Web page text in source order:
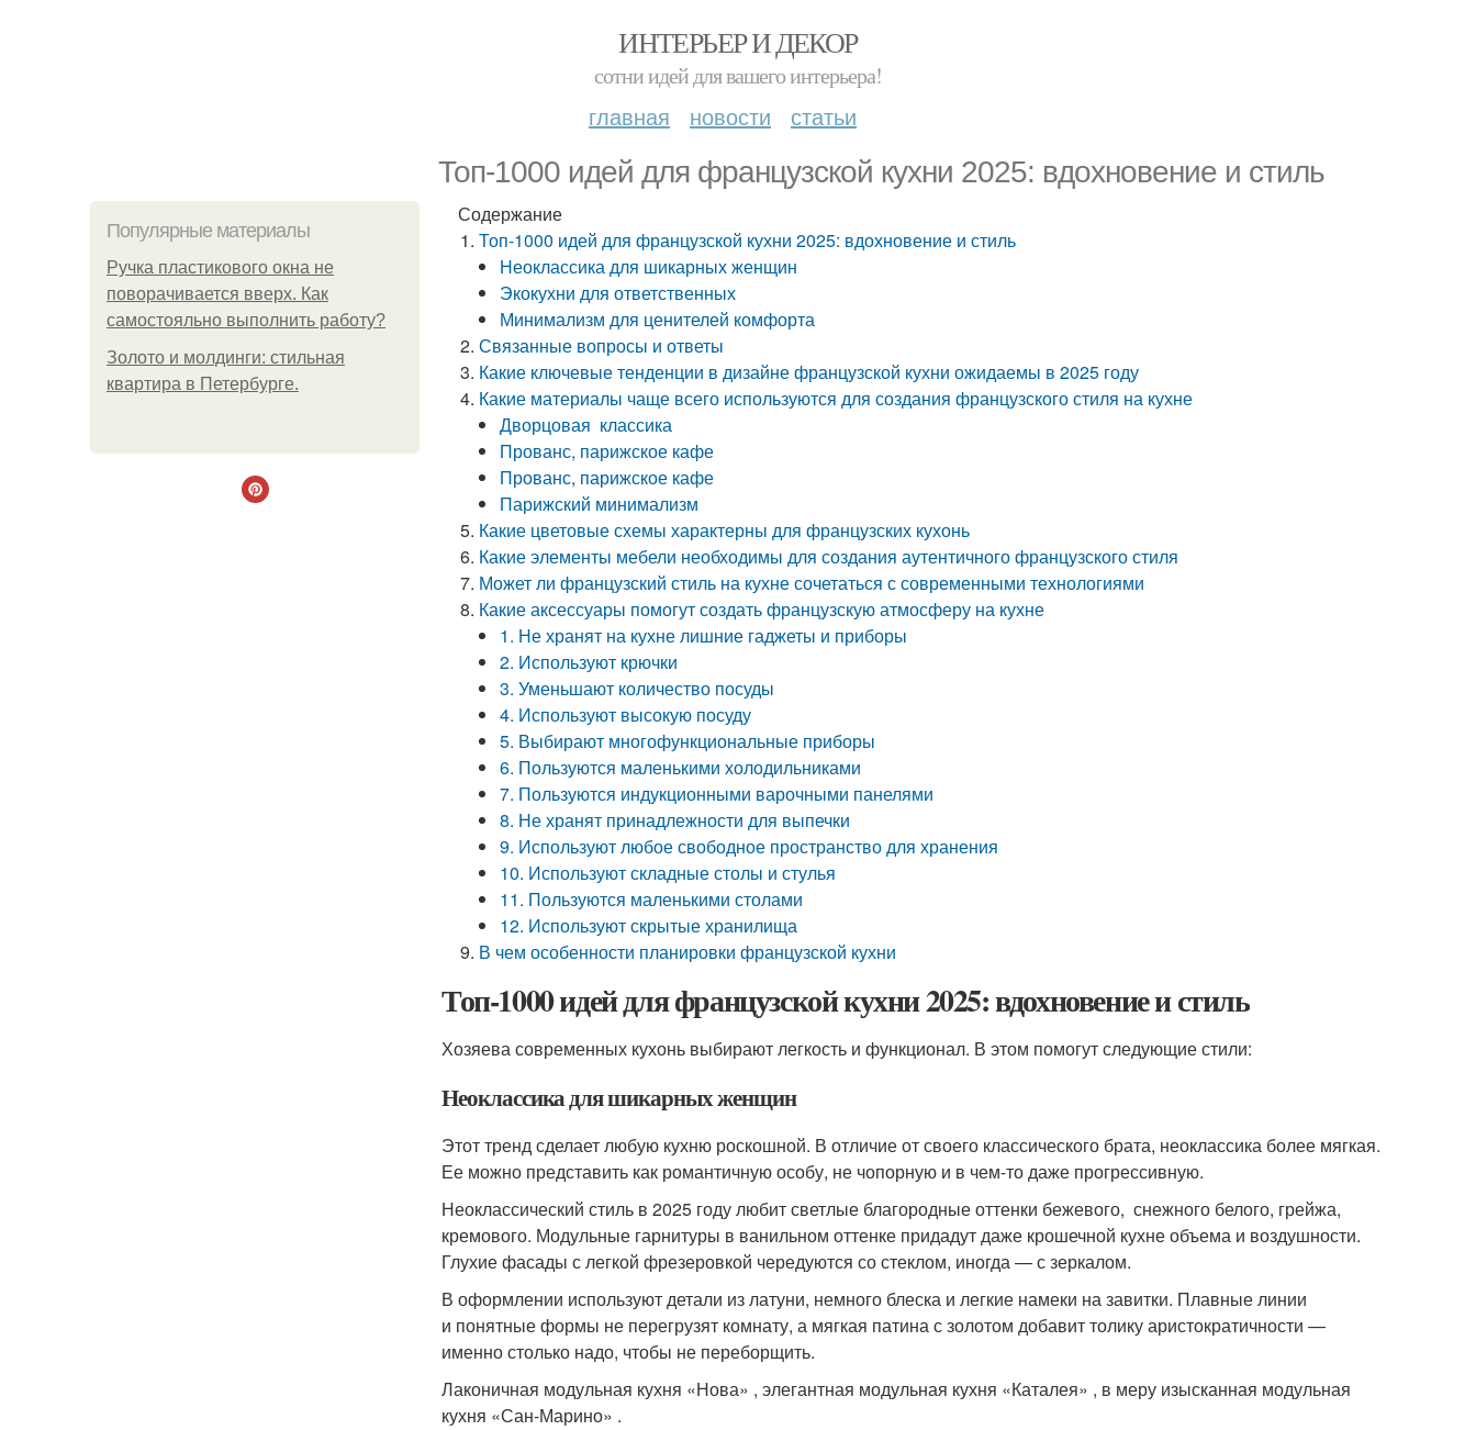
ИНТЕРЬЕР И ДЕКОР
сотни идей для вашего интерьера!
главная новости статьи
Топ-1000 идей для французской кухни 2025: вдохновение и стиль
Популярные материалы
Ручка пластикового окна не
поворачивается вверх. Как
самостояльно выполнить работу?
Золото и молдинги: стильная
квартира в Петербурге.
Содержание
Топ-1000 идей для французской кухни 2025: вдохновение и стиль
Неоклассика для шикарных женщин
Экокухни для ответственных
Минимализм для ценителей комфорта
Связанные вопросы и ответы
Какие ключевые тенденции в дизайне французской кухни ожидаемы в 2025 году
Какие материалы чаще всего используются для создания французского стиля на кухне
Дворцовая классика
Прованс, парижское кафе
Прованс, парижское кафе
Парижский минимализм
Какие цветовые схемы характерны для французских кухонь
Какие элементы мебели необходимы для создания аутентичного французского стиля
Может ли французский стиль на кухне сочетаться с современными технологиями
Какие аксессуары помогут создать французскую атмосферу на кухне
1. Не хранят на кухне лишние гаджеты и приборы
2. Используют крючки
3. Уменьшают количество посуды
4. Используют высокую посуду
5. Выбирают многофункциональные приборы
6. Пользуются маленькими холодильниками
7. Пользуются индукционными варочными панелями
8. Не хранят принадлежности для выпечки
9. Используют любое свободное пространство для хранения
10. Используют складные столы и стулья
11. Пользуются маленькими столами
12. Используют скрытые хранилища
В чем особенности планировки французской кухни
Топ-1000 идей для французской кухни 2025: вдохновение и стиль
Хозяева современных кухонь выбирают легкость и функционал. В этом помогут следующие стили:
Неоклассика для шикарных женщин
Этот тренд сделает любую кухню роскошной. В отличие от своего классического брата, неоклассика более мягкая.
Ее можно представить как романтичную особу, не чопорную и в чем-то даже прогрессивную.
Неоклассический стиль в 2025 году любит светлые благородные оттенки бежевого, снежного белого, грейжа,
кремового. Модульные гарнитуры в ванильном оттенке придадут даже крошечной кухне объема и воздушности.
Глухие фасады с легкой фрезеровкой чередуются со стеклом, иногда — с зеркалом.
В оформлении используют детали из латуни, немного блеска и легкие намеки на завитки. Плавные линии
и понятные формы не перегрузят комнату, а мягкая патина с золотом добавит толику аристократичности —
именно столько надо, чтобы не переборщить.
Лаконичная модульная кухня «Нова» , элегантная модульная кухня «Каталея» , в меру изысканная модульная
кухня «Сан-Марино» .